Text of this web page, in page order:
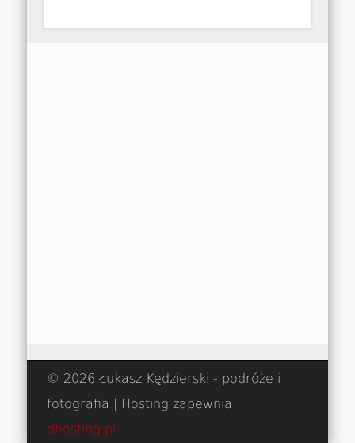
© 2026 Łukasz Kędzierski - podróże i
fotografia | Hosting zapewnia
dhosting.pl .